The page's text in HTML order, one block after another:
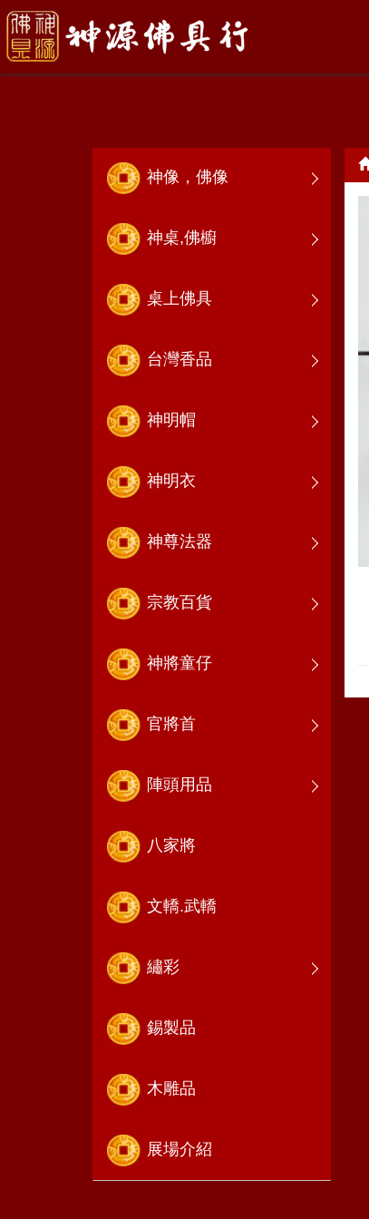
花 瓶
神像，佛像
神桌,佛櫥
桌上佛具
台灣香品
神明帽
神明衣
神尊法器
宗教百貨
神將童仔
官將首
陣頭用品
八家將
文轎.武轎
繡彩
錫製品
木雕品
展場介紹